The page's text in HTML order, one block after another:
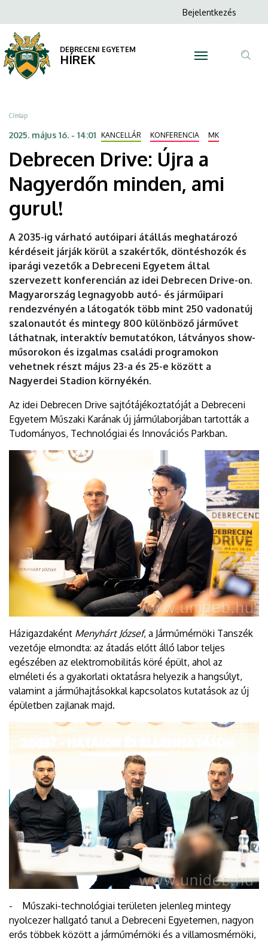
Drive:
Újra
Nagyerdőn
minden,
ami
gurul!
DEBRECENI
EGYETEM
a
tartalomra
Anonim
menüje
Bejelentkezés
DEBRECENI EGYETEM
HÍREK
Morzsa
Címlap
2025. május 16. - 14:01 KANCELLÁR KONFERENCIA MK
Debrecen Drive: Újra a
Nagyerdőn minden, ami
gurul!
A 2035-ig várható autóipari átállás meghatározó
kérdéseit járják körül a szakértők, döntéshozók és
iparági vezetők a Debreceni Egyetem által
szervezett konferencián az idei Debrecen Drive-on.
Magyarország legnagyobb autó- és járműipari
rendezvényén a látogatók több mint 250 vadonatúj
szalonautót és mintegy 800 különböző járművet
láthatnak, interaktív bemutatókon, látványos show-
műsorokon és izgalmas családi programokon
vehetnek részt május 23-a és 25-e között a
Nagyerdei Stadion környékén.
Az idei Debrecen Drive sajtótájékoztatóját a Debreceni
Egyetem Műszaki Karának új járműlaborjában tartották a
Tudományos, Technológiai és Innovációs Parkban.
Házigazdaként Menyhárt József, a Járműmérnöki Tanszék
vezetője elmondta: az átadás előtt álló labor teljes
egészében az elektromobilitás köré épült, ahol az
elméleti és a gyakorlati oktatásra helyezik a hangsúlyt,
valamint a járműhajtásokkal kapcsolatos kutatások az új
épületben zajlanak majd.
- Műszaki-technológiai területen jelenleg mintegy
nyolcezer hallgató tanul a Debreceni Egyetemen, nagyon
erős többek között a járműmérnöki és a villamosmérnöki,